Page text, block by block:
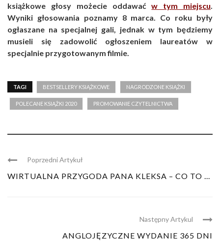
książkowe głosy możecie oddawaćw tym miejscu.
Wyniki głosowania poznamy 8 marca. Co roku były
ogłaszane na specjalnej gali, jednak w tym będziemy
musieli się zadowolić ogłoszeniem laureatów w
specjalnie przygotowanym filmie.
TAGI BESTSELLERY KSIĄŻKOWE NAGRODZONE KSIĄŻKI
POLECANE KSIĄŻKI 2020 PROMOWANIE CZYTELNICTWA
Poprzedni Artykuł
WIRTUALNA PRZYGODA PANA KLEKSA – CO TO ...
Następny Artykul
ANGLOJĘZYCZNE WYDANIE 365 DNI